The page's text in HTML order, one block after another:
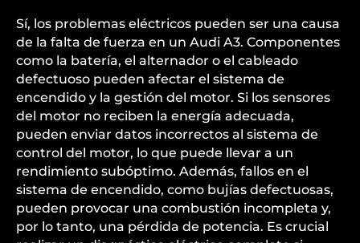
Sí, los problemas eléctricos pueden ser una causa
de la falta de fuerza en un Audi A3. Componentes
como la batería, el alternador o el cableado
defectuoso pueden afectar el sistema de
encendido y la gestión del motor. Si los sensores
del motor no reciben la energía adecuada,
pueden enviar datos incorrectos al sistema de
control del motor, lo que puede llevar a un
rendimiento subóptimo. Además, fallos en el
sistema de encendido, como bujías defectuosas,
pueden provocar una combustión incompleta y,
por lo tanto, una pérdida de potencia. Es crucial